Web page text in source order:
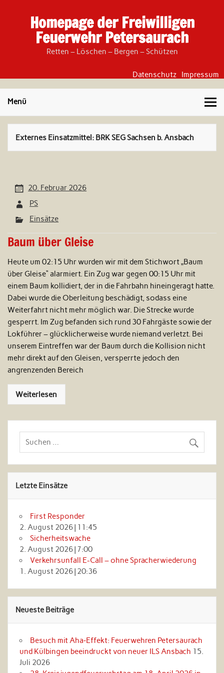
Homepage der Freiwilligen
Feuerwehr Petersaurach
Retten – Löschen – Bergen – Schützen
Datenschutz Impressum
Menü
Externes Einsatzmittel: BRK SEG Sachsen b. Ansbach
20. Februar 2026
PS
Einsätze
Baum über Gleise
Heute um 02:15 Uhr wurden wir mit dem Stichwort „Baum
über Gleise“ alarmiert. Ein Zug war gegen 00:15 Uhr mit
einem Baum kollidiert, der in die Fahrbahn hineingeragt hatte.
Dabei wurde die Oberleitung beschädigt, sodass eine
Weiterfahrt nicht mehr möglich war. Die Strecke wurde
gesperrt. Im Zug befanden sich rund 30 Fahrgäste sowie der
Lokführer – glücklicherweise wurde niemand verletzt. Bei
unserem Eintreffen war der Baum durch die Kollision nicht
mehr direkt auf den Gleisen, versperrte jedoch den
angrenzenden Bereich
Weiterlesen
Letzte Einsätze
First Responder
2. August 2026| 11:45
Sicherheitswache
2. August 2026| 7:00
Verkehrsunfall E-Call – ohne Spracherwiederung
1. August 2026| 20:36
Neueste Beiträge
Besuch mit Aha‑Effekt: Feuerwehren Petersaurach
und Külbingen beeindruckt von neuer ILS Ansbach 15.
Juli 2026